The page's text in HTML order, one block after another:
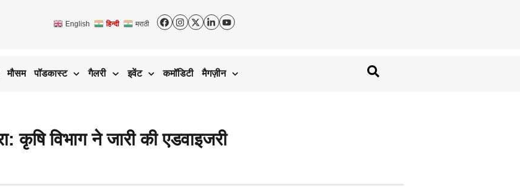
English हिन्दी मराठी
मौसम पॉडकास्ट गैलरी इवेंट कमॉडिटी मैगज़ीन
विभाग ने जारी की एडवाइजरी